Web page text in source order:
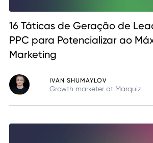
16 Táticas de Geração de
PPC para Potencializar ao
Marketing
IVAN SHUMAYLOV
Growth marketer at Marquiz